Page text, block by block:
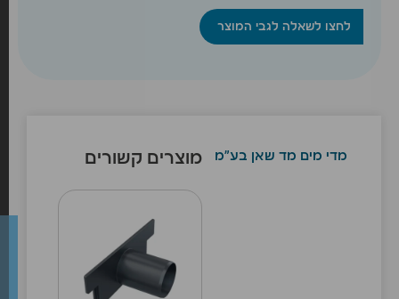
לחצו לשאלה לגבי המוצר
מדי מים מד שאן בע"מ מוצרים קשורים